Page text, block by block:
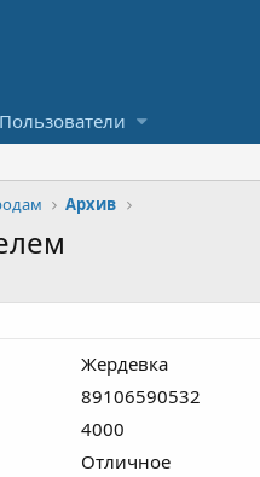
Пользователи
Архив
Жердевка
89106590532
4000
Отличное